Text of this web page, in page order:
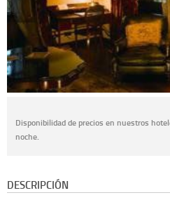
Disponibilidad de precios en nuestros
noche.
DESCRIPCIÓN